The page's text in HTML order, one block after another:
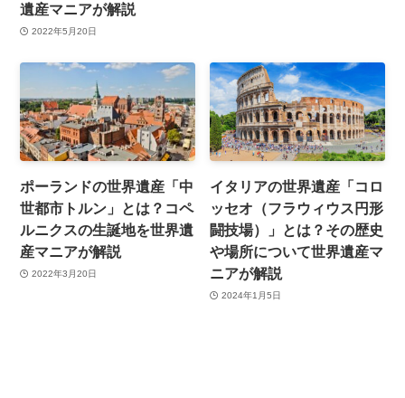
遺産マニアが解説
2022年5月20日
ポーランドの世界遺産「中
世都市トルン」とは？コペ
ルニクスの生誕地を世界遺
産マニアが解説
2022年3月20日
イタリアの世界遺産「コロ
ッセオ（フラウィウス円形
闘技場）」とは？その歴史
や場所について世界遺産マ
ニアが解説
2024年1月5日